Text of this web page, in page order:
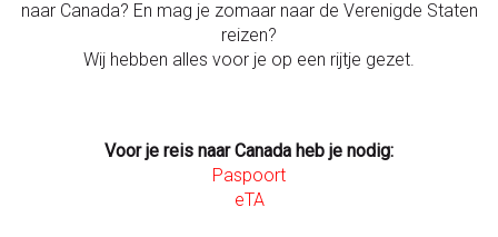
naar Canada? En mag je zomaar naar de Verenigde Staten
reizen?
Wij hebben alles voor je op een rijtje gezet.
Voor je reis naar Canada heb je nodig:
Paspoort
eTA